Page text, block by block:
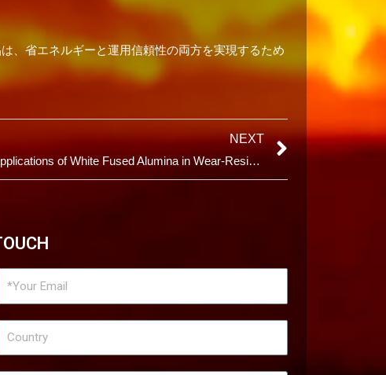
、省エネルギーと運用信頼性の両方を実現するため
NEXT
Applications of White Fused Alumina in Wear-Resistant Coatings